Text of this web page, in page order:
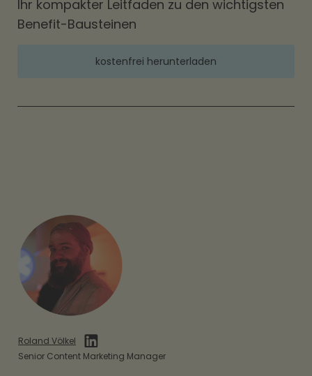
Ihr kompakter Leitfaden zu den wichtigsten
Benefit-Bausteinen
kostenfrei herunterladen
Roland Völkel
Senior Content Marketing Manager